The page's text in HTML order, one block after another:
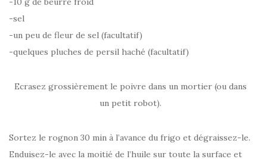
-sel
-un peu de fleur de sel (facultatif)
-quelques pluches de persil haché (facultatif)
Ecrasez grossièrement le poivre dans un mortier (ou dans
un petit robot).
Sortez le rognon 30 min à l’avance du frigo et dégraissez-le.
Enduisez-le avec la moitié de l’huile sur toute la surface et